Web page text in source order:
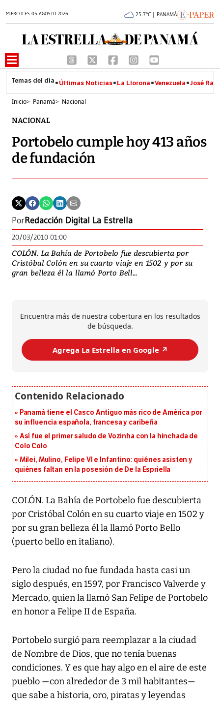
MIÉRCOLES 05 AGOSTO 2026 25.7°C | PANAMÁ
Últimas Noticias La Llorona Venezuela José
Inicio> Panamá> Nacional
NACIONAL
Portobelo cumple hoy 413 años
de fundación
PorRedacción Digital La Estrella
20/03/2010 01:00
COLÓN. La Bahía de Portobelo fue descubierta por
Cristóbal Colón en su cuarto viaje en 1502 y por su
gran belleza él la llamó Porto Bell...
Encuentra más de nuestra cobertura en los resultados
de búsqueda.
Agrega La Estrella en Google ↗️
Panamá tiene el Casco Antiguo más rico de América por
su influencia española, francesa y caribeña
Así fue el primer saludo de Vozinha con la hinchada de
Colo Colo
Milei, Mulino, Felipe VI e Infantino: quiénes asisten y
quiénes faltan en la posesión de De la Espriella
COLÓN. La Bahía de Portobelo fue descubierta
por Cristóbal Colón en su cuarto viaje en 1502 y
por su gran belleza él la llamó Porto Bello
(puerto bello en italiano).
Pero la ciudad no fue fundada hasta casi un
siglo después, en 1597, por Francisco Valverde y
Mercado, quien la llamó San Felipe de Portobelo
en honor a Felipe II de España.
Portobelo surgió para reemplazar a la ciudad
de Nombre de Dios, que no tenía buenas
condiciones. Y es que hay algo en el aire de este
pueblo —con alrededor de 3 mil habitantes—
que sabe a historia, oro, piratas y leyendas